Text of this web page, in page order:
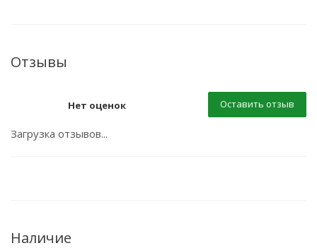
Отзывы
Нет оценок Оставить отзыв
Загрузка отзывов...
Наличие